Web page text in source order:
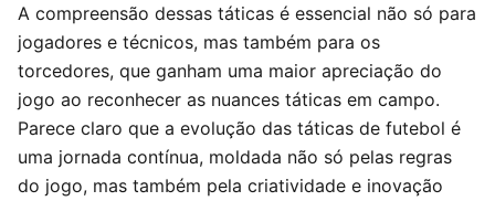
A compreensão dessas táticas é essencial não só para
jogadores e técnicos, mas também para os
torcedores, que ganham uma maior apreciação do
jogo ao reconhecer as nuances táticas em campo.
Parece claro que a evolução das táticas de futebol é
uma jornada contínua, moldada não só pelas regras
do jogo, mas também pela criatividade e inovação